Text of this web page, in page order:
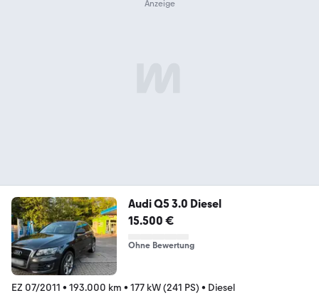
Audi Q5 3.0 Diesel
15.500 €
Ohne Bewertung
EZ 07/2011 • 193.000 km • 177 kW (241 PS) • Diesel